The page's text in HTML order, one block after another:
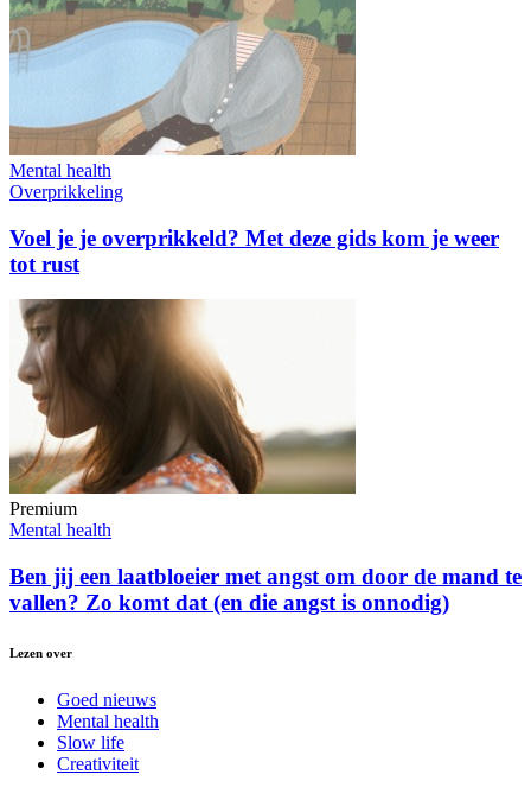
Mental health
Overprikkeling
Voel je je overprikkeld? Met deze gids kom je weer
tot rust
Premium
Mental health
Ben jij een laatbloeier met angst om door de mand te
vallen? Zo komt dat (en die angst is onnodig)
Lezen over
Goed nieuws
Mental health
Slow life
Creativiteit